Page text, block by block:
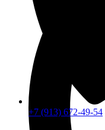
+7 (913) 672-49-54